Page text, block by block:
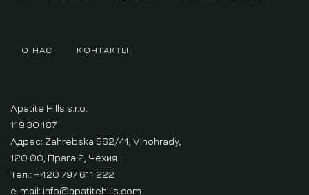
О НАС КОНТАКТЫ
Apatite Hills s.r.o.
119 30 187
Адрес: Zahrebska 562/41, Vinohrady,
120 00, Прага 2, Чехия
Тел.: +420 797 611 222
e-mail: info@apatitehills.com